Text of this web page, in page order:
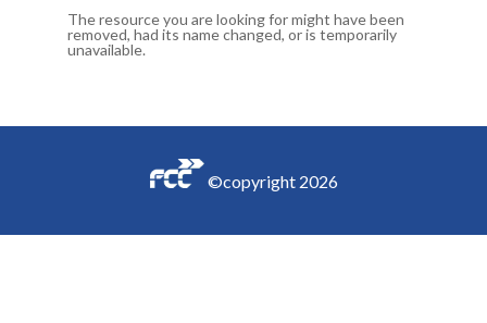
The resource you are looking for might have been
removed, had its name changed, or is temporarily
unavailable.
©copyright 2026